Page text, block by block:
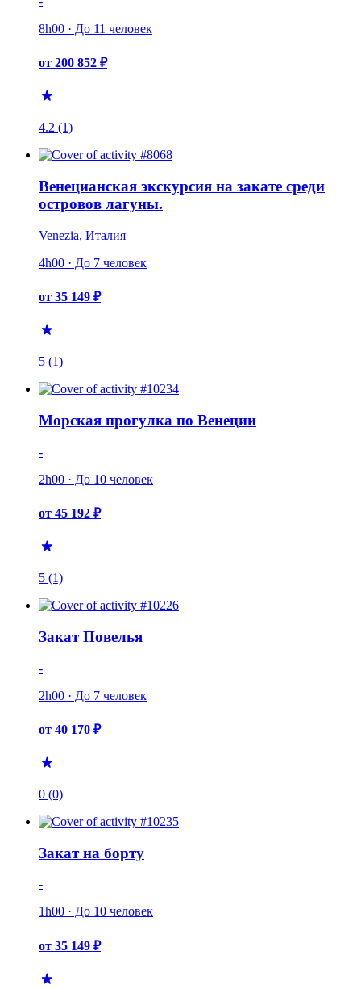
8h00 · До 11 человек
от 200 852 ₽
4.2 (1)
Венецианская экскурсия на закате среди
островов лагуны.
Venezia, Италия
4h00 · До 7 человек
от 35 149 ₽
5 (1)
Морская прогулка по Венеции
-
2h00 · До 10 человек
от 45 192 ₽
5 (1)
Закат Повелья
-
2h00 · До 7 человек
от 40 170 ₽
0 (0)
Закат на борту
-
1h00 · До 10 человек
от 35 149 ₽